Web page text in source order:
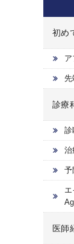
初め
先
診療
診
治
予
医師